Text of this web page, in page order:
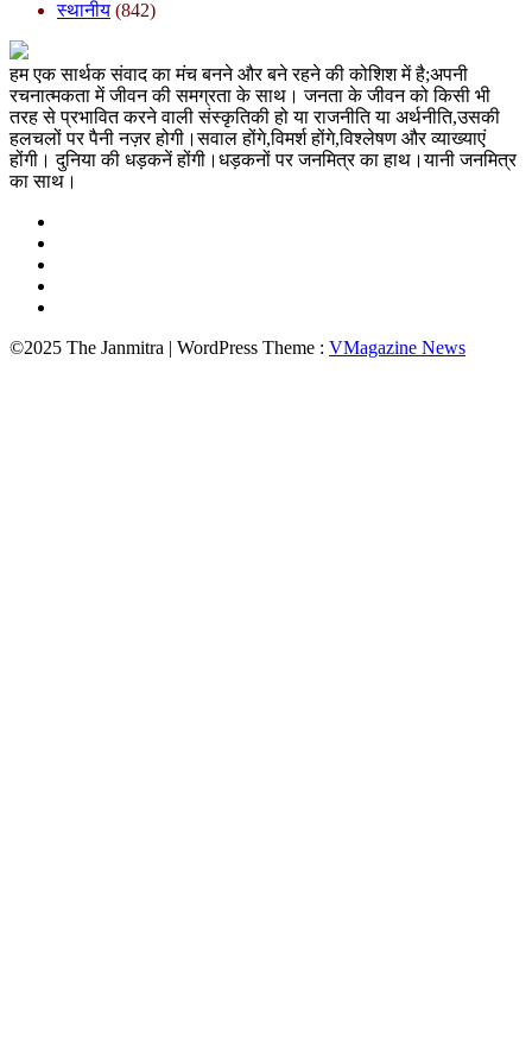
स्थानीय (842)
हम एक सार्थक संवाद का मंच बनने और बने रहने की कोशिश में है;अपनी
रचनात्मकता में जीवन की समग्रता के साथ। जनता के जीवन को किसी भी
तरह से प्रभावित करने वाली संस्कृतिकी हो या राजनीति या अर्थनीति,उसकी
हलचलों पर पैनी नज़र होगी।सवाल होंगे,विमर्श होंगे,विश्लेषण और व्याख्याएं
होंगी। दुनिया की धड़कनें होंगी।धड़कनों पर जनमित्र का हाथ।यानी जनमित्र
का साथ।
©2025 The Janmitra | WordPress Theme : VMagazine News